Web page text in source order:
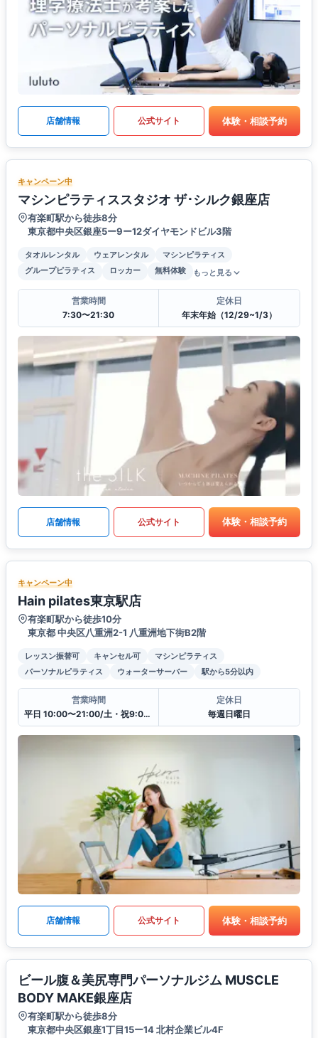
店舗情報 公式サイト 体験・相談予約
キャンペーン中
マシンピラティススタジオ ザ･シルク銀座店
有楽町駅から徒歩8分
東京都中央区銀座5ー9ー12ダイヤモンドビル3階
タオルレンタル ウェアレンタル
マシンピラティス
グループピラティス
ロッカー 無料体験 もっと見る
営業時間
7:30〜21:30
定休日
年末年始（12/29~1/3）
店舗情報 公式サイト 体験・相談予約
キャンペーン中
Hain pilates東京駅店
有楽町駅から徒歩10分
東京都 中央区八重洲2-1 八重洲地下街B2階
レッスン振替可 キャンセル可
マシンピラティス
パーソナルピラティス
ウォーターサーバー 駅から5分以内
営業時間
平日 10:00〜21:00/土・祝9:00〜20:00
定休日
毎週日曜日
店舗情報 公式サイト 体験・相談予約
ビール腹＆美尻専門パーソナルジム MUSCLE
BODY MAKE銀座店
有楽町駅から徒歩8分
東京都中央区銀座1丁目15ー14 北村企業ビル4F